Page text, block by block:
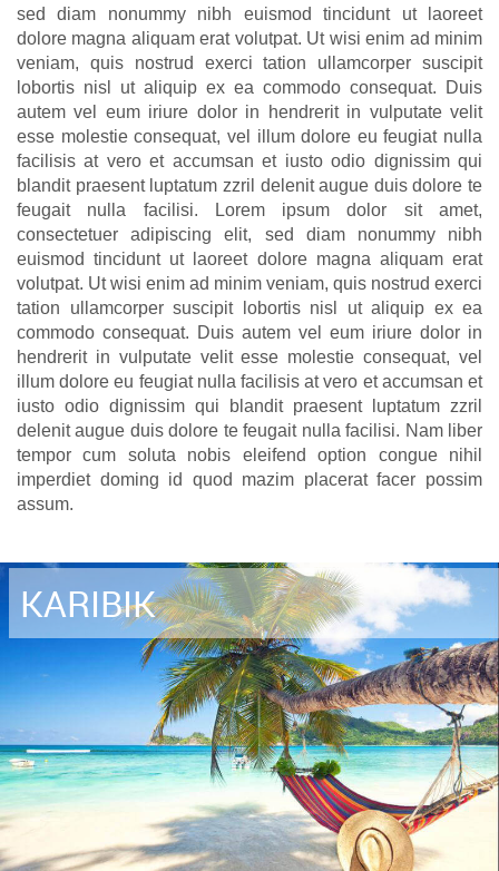
sed diam nonummy nibh euismod tincidunt ut laoreet
dolore magna aliquam erat volutpat. Ut wisi enim ad minim
veniam, quis nostrud exerci tation ullamcorper suscipit
lobortis nisl ut aliquip ex ea commodo consequat. Duis
autem vel eum iriure dolor in hendrerit in vulputate velit
esse molestie consequat, vel illum dolore eu feugiat nulla
facilisis at vero et accumsan et iusto odio dignissim qui
blandit praesent luptatum zzril delenit augue duis dolore te
feugait nulla facilisi. Lorem ipsum dolor sit amet,
consectetuer adipiscing elit, sed diam nonummy nibh
euismod tincidunt ut laoreet dolore magna aliquam erat
volutpat. Ut wisi enim ad minim veniam, quis nostrud exerci
tation ullamcorper suscipit lobortis nisl ut aliquip ex ea
commodo consequat. Duis autem vel eum iriure dolor in
hendrerit in vulputate velit esse molestie consequat, vel
illum dolore eu feugiat nulla facilisis at vero et accumsan et
iusto odio dignissim qui blandit praesent luptatum zzril
delenit augue duis dolore te feugait nulla facilisi. Nam liber
tempor cum soluta nobis eleifend option congue nihil
imperdiet doming id quod mazim placerat facer possim
assum.
KARIBIK